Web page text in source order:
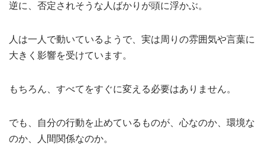
逆に、否定されそうな人ばかりが頭に浮かぶ。
人は一人で動いているようで、実は周りの雰囲気や言葉に
大きく影響を受けています。
もちろん、すべてをすぐに変える必要はありません。
でも、自分の行動を止めているものが、心なのか、環境な
のか、人間関係なのか。